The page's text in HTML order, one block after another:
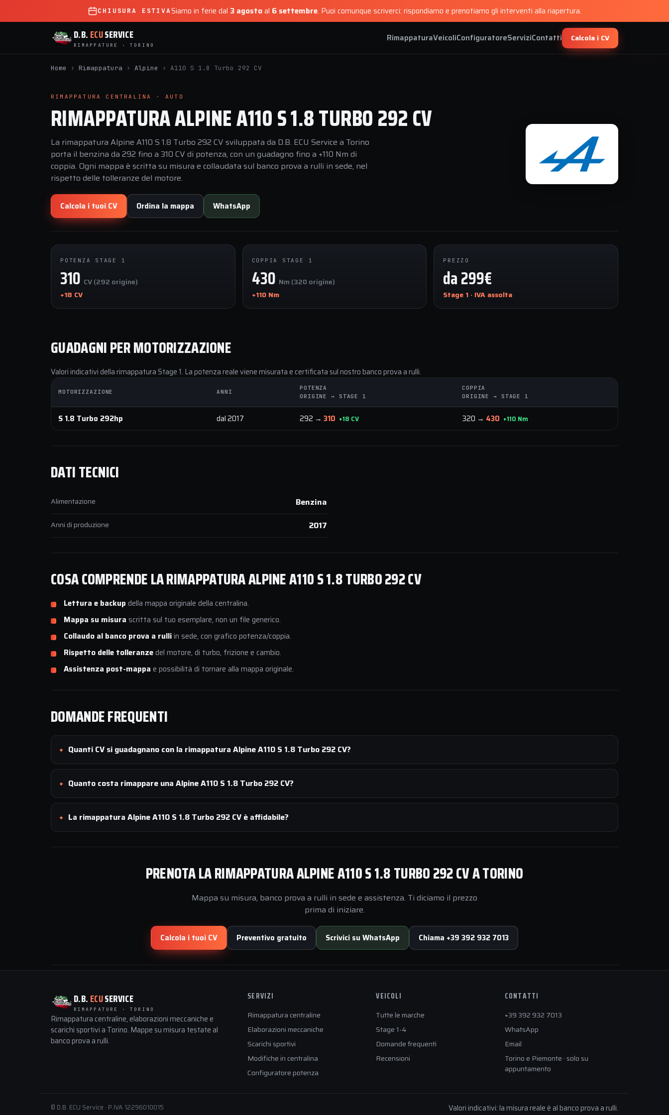
CHIUSURA ESTIVASiamo in ferie dal 3 agostoal 6 settembre. Puoi comunque scriverci: rispondiamo e prenotiamo gli interventi alla riapertura.
D.B. ECUSERVICE
RIMAPPATURE · TORINO
RimappaturaVeicoliConfiguratoreServiziContatti Calcola i CV
Home › Rimappatura › Alpine › A110 S 1.8 Turbo 292 CV
RIMAPPATURA CENTRALINA · AUTO
RIMAPPATURA ALPINE A110 S 1.8 TURBO 292 CV
La rimappatura Alpine A110 S 1.8 Turbo 292 CV sviluppata da D.B. ECU Service a Torino
porta il benzina da 292 fino a 310 CV di potenza, con un guadagno fino a +110 Nm di
coppia. Ogni mappa è scritta su misura e collaudata sul banco prova a rulli in sede, nel
rispetto delle tolleranze del motore.
Calcola i tuoi CV Ordina la mappa WhatsApp
POTENZA STAGE 1
310 CV (292 origine)
+18 CV
COPPIA STAGE 1
430 Nm (320 origine)
+110 Nm
PREZZO
da 299€
Stage 1 · IVA assolta
GUADAGNI PER MOTORIZZAZIONE
Valori indicativi della rimappatura Stage 1. La potenza reale viene misurata e certificata sul nostro banco prova a rulli.
MOTORIZZAZIONE ANNI
POTENZA
ORIGINE → STAGE 1
COPPIA
ORIGINE → STAGE 1
S 1.8 Turbo 292hp dal 2017 292 → 310 +18 CV 320 → 430 +110 Nm
DATI TECNICI
Alimentazione Benzina
Anni di produzione 2017
COSA COMPRENDE LA RIMAPPATURA ALPINE A110 S 1.8 TURBO 292 CV
Lettura e backup della mappa originale della centralina.
Mappa su misura scritta sul tuo esemplare, non un file generico.
Collaudo al banco prova a rulliin sede, con grafico potenza/coppia.
Rispetto delle tolleranzedel motore, di turbo, frizione e cambio.
Assistenza post-mappa e possibilità di tornare alla mappa originale.
DOMANDE FREQUENTI
Quanti CV si guadagnano con la rimappatura Alpine A110 S 1.8 Turbo 292 CV?
Quanto costa rimappare una Alpine A110 S 1.8 Turbo 292 CV?
La rimappatura Alpine A110 S 1.8 Turbo 292 CV è affidabile?
PRENOTA LA RIMAPPATURA ALPINE A110 S 1.8 TURBO 292 CV A TORINO
Mappa su misura, banco prova a rulli in sede e assistenza. Ti diciamo il prezzo
prima di iniziare.
Calcola i tuoi CV Preventivo gratuito Scrivici su WhatsApp Chiama +39 392 932 7013
D.B. ECUSERVICE
RIMAPPATURE · TORINO
Rimappatura centraline, elaborazioni meccaniche e
scarichi sportivi a Torino. Mappe su misura testate al
banco prova a rulli.
SERVIZI
Rimappatura centraline
Elaborazioni meccaniche
Scarichi sportivi
Modifiche in centralina
Configuratore potenza
VEICOLI
Tutte le marche
Stage 1-4
Domande frequenti
Recensioni
CONTATTI
+39 392 932 7013
WhatsApp
Email
Torino e Piemonte · solo su
appuntamento
© D.B. ECU Service · P.IVA 12296010015 Valori indicativi: la misura reale è al banco prova a rulli.